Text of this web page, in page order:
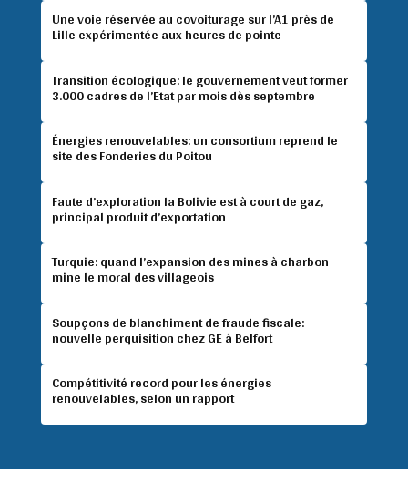
Une voie réservée au covoiturage sur l’A1 près de
Lille expérimentée aux heures de pointe
Transition écologique: le gouvernement veut former
3.000 cadres de l’Etat par mois dès septembre
Énergies renouvelables: un consortium reprend le
site des Fonderies du Poitou
Faute d’exploration la Bolivie est à court de gaz,
principal produit d’exportation
Turquie: quand l’expansion des mines à charbon
mine le moral des villageois
Soupçons de blanchiment de fraude fiscale:
nouvelle perquisition chez GE à Belfort
Compétitivité record pour les énergies
renouvelables, selon un rapport